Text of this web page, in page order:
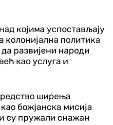
којима успостављају
политика
да развијени народи
као услуга и
ширења
божјанска мисија
су пружали снажан